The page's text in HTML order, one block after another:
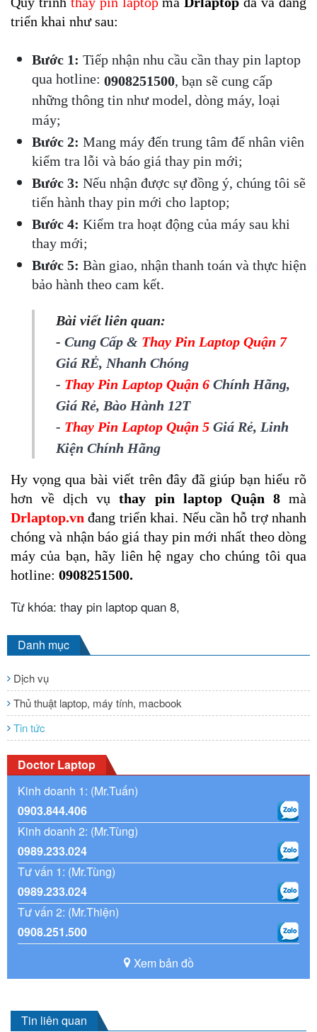
triển khai như sau:
Bước 1: Tiếp nhận nhu cầu cần thay pin laptop
qua hotline: 0908251500, bạn sẽ cung cấp
những thông tin như model, dòng máy, loại
máy;
Bước 2: Mang máy đến trung tâm để nhân viên
kiểm tra lỗi và báo giá thay pin mới;
Bước 3: Nếu nhận được sự đồng ý, chúng tôi sẽ
tiến hành thay pin mới cho laptop;
Bước 4: Kiểm tra hoạt động của máy sau khi
thay mới;
Bước 5: Bàn giao, nhận thanh toán và thực hiện
bảo hành theo cam kết.
Bài viết liên quan:
- Cung Cấp & Thay Pin Laptop Quận 7
Giá RẺ, Nhanh Chóng
- Thay Pin Laptop Quận 6 Chính Hãng,
Giá Rẻ, Bào Hành 12T
- Thay Pin Laptop Quận 5 Giá Rẻ, Linh
Kiện Chính Hãng
Hy vọng qua bài viết trên đây đã giúp bạn hiểu rõ
hơn về dịch vụ thay pin laptop Quận 8
Drlaptop.vn đang triển khai. Nếu cần hỗ trợ nhanh
chóng và nhận báo giá thay pin mới nhất theo dòng
máy của bạn, hãy liên hệ ngay cho chúng tôi qua
hotline: 0908251500.
Từ khóa: thay pin laptop quan 8,
Danh mục
Dịch vụ
Thủ thuật laptop, máy tính, macbook
Tin tức
Doctor Laptop
Kinh doanh 1: (Mr.Tuấn)
0903.844.406
Kinh doanh 2: (Mr.Tùng)
0989.233.024
Tư vấn 1: (Mr.Tùng)
0989.233.024
Tư vấn 2: (Mr.Thiện)
0908.251.500
Xem bản đồ
Tin liên quan